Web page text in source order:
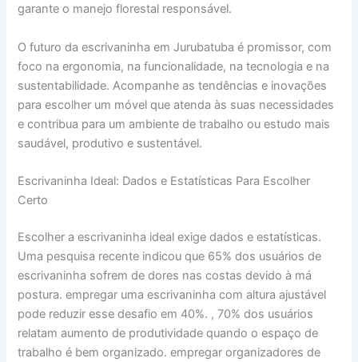
garante o manejo florestal responsável.
O futuro da escrivaninha em Jurubatuba é promissor, com
foco na ergonomia, na funcionalidade, na tecnologia e na
sustentabilidade. Acompanhe as tendências e inovações
para escolher um móvel que atenda às suas necessidades
e contribua para um ambiente de trabalho ou estudo mais
saudável, produtivo e sustentável.
Escrivaninha Ideal: Dados e Estatísticas Para Escolher
Certo
Escolher a escrivaninha ideal exige dados e estatísticas.
Uma pesquisa recente indicou que 65% dos usuários de
escrivaninha sofrem de dores nas costas devido à má
postura. empregar uma escrivaninha com altura ajustável
pode reduzir esse desafio em 40%. , 70% dos usuários
relatam aumento de produtividade quando o espaço de
trabalho é bem organizado. empregar organizadores de